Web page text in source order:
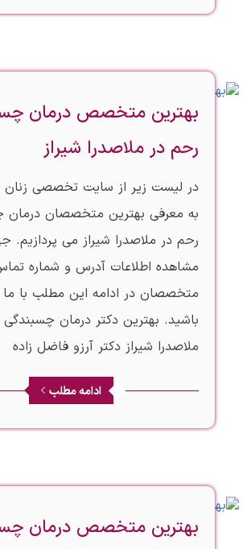
بهترین متخصص درمان
رحم در ملاصدرا شیراز
در لیست زیر از سایت تخصصی زنان
به معرفی بهترین متخصصان درمان
رحم در ملاصدرا شیراز می پردازیم.
مشاهده اطلاعات آدرس و شماره
متخصصان در ادامه این مطلب با ما
باشید. بهترین دکتر درمان
ملاصدرا شیراز دکتر آرزو فاضل زاده
ادامه مطلب
بهترین متخصص درمان